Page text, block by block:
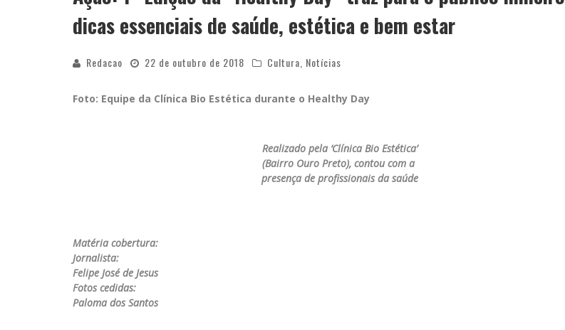
dicas essenciais de saúde, estética e bem estar
Redacao 22 de outubro de 2018 Cultura Notícias
Foto: Equipe da Clínica Bio Estética durante o Healthy Day
Realizado pela ‘Clínica Bio Estética’
(Bairro Ouro Preto), contou com a
presença de profissionais da saúde
Matéria cobertura:
Jornalista:
Felipe José de Jesus
Fotos cedidas:
Paloma dos Santos